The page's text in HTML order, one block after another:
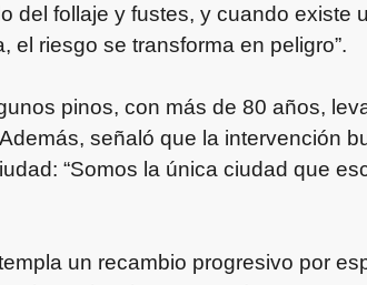
del follaje y fustes, y cuando existe
el riesgo se transforma en peligro”.
pinos, con más de 80 años,
señaló que la intervención
“Somos la única ciudad que
un recambio progresivo por